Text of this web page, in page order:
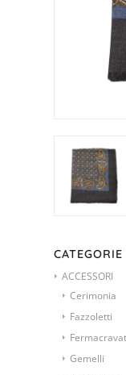
ACCESSORI
Cerimonia
Fazzoletti
Gemelli